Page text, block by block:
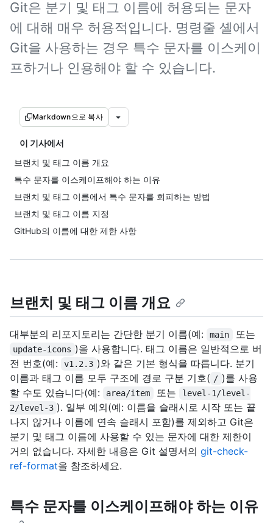
Git은 분기 및 태그 이름에 허용되는 문자
에 대해 매우 허용적입니다. 명령줄 셸에서
Git을 사용하는 경우 특수 문자를 이스케이
프하거나 인용해야 할 수 있습니다.
Markdown으로 복사
이 기사에서
브랜치 및 태그 이름 개요
특수 문자를 이스케이프해야 하는 이유
브랜치 및 태그 이름에서 특수 문자를 회피하는 방법
브랜치 및 태그 이름 지정
GitHub의 이름에 대한 제한 사항
브랜치 및 태그 이름 개요
대부분의 리포지토리는 간단한 분기 이름(예: main 또는
update-icons )을 사용합니다. 태그 이름은 일반적으로 버
전 번호(예:
v1.2.3 )와 같은 기본 형식을 따릅니다. 분기
이름과 태그 이름 모두 구조에 경로 구분 기호( / )를 사용
할 수도 있습니다(예:
area/item 또는
level-1/level-
2/level-3 ). 일부 예외(예: 이름을 슬래시로 시작 또는 끝
나지 않거나 이름에 연속 슬래시 포함)를 제외하고 Git은
분기 및 태그 이름에 사용할 수 있는 문자에 대한 제한이
거의 없습니다. 자세한 내용은 Git 설명서의 git-check-
ref-format을 참조하세요.
특수 문자를 이스케이프해야 하는 이유